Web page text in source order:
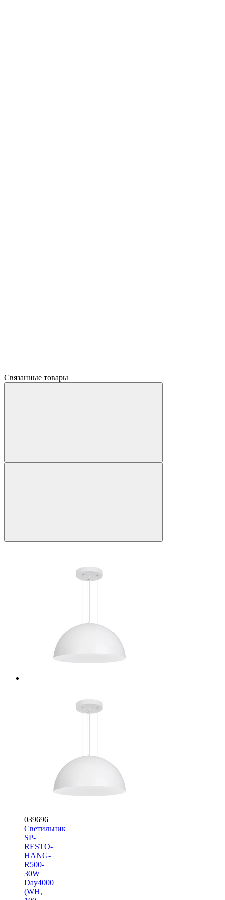
Связанные товары
039696
Светильник
SP-
RESTO-
HANG-
R500-
30W
Day4000
(WH,